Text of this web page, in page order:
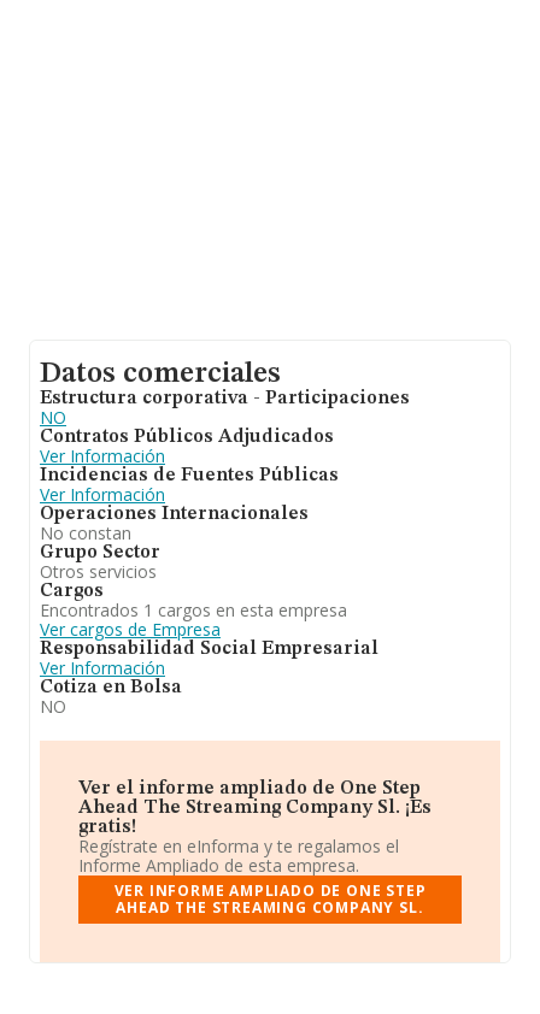
Datos comerciales
Estructura corporativa - Participaciones
NO
Contratos Públicos Adjudicados
Ver Información
Incidencias de Fuentes Públicas
Ver Información
Operaciones Internacionales
No constan
Grupo Sector
Otros servicios
Cargos
Encontrados 1 cargos en esta empresa
Ver cargos de Empresa
Responsabilidad Social Empresarial
Ver Información
Cotiza en Bolsa
NO
Ver el informe ampliado de One Step
Ahead The Streaming Company Sl. ¡Es
gratis!
Regístrate en eInforma y te regalamos el
Informe Ampliado de esta empresa.
VER INFORME AMPLIADO DE ONE STEP
AHEAD THE STREAMING COMPANY SL.